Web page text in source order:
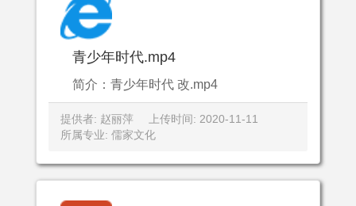
青少年时代.mp4
简介：青少年时代 改.mp4
提供者: 赵丽萍
上传时间: 2020-11-11
所属专业: 儒家文化